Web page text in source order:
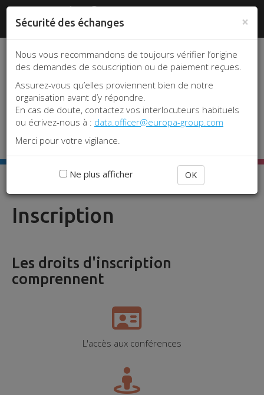
Aller
principal
Sécurité des échanges ×
Nous vous recommandons de toujours vérifier l’origine
des demandes de souscription ou de paiement reçues.
Assurez-vous qu’elles proviennent bien de notre
organisation avant d’y répondre.
En cas de doute, contactez vos interlocuteurs habituels
ou écrivez-nous à : data.officer@europa-group.com
Merci pour votre vigilance.
Ne plus afficher OK
connecte
Inscription
Inscription
Les droits d'inscription
comprennent
L'accès aux conférences
Panneau de gestion des cookies